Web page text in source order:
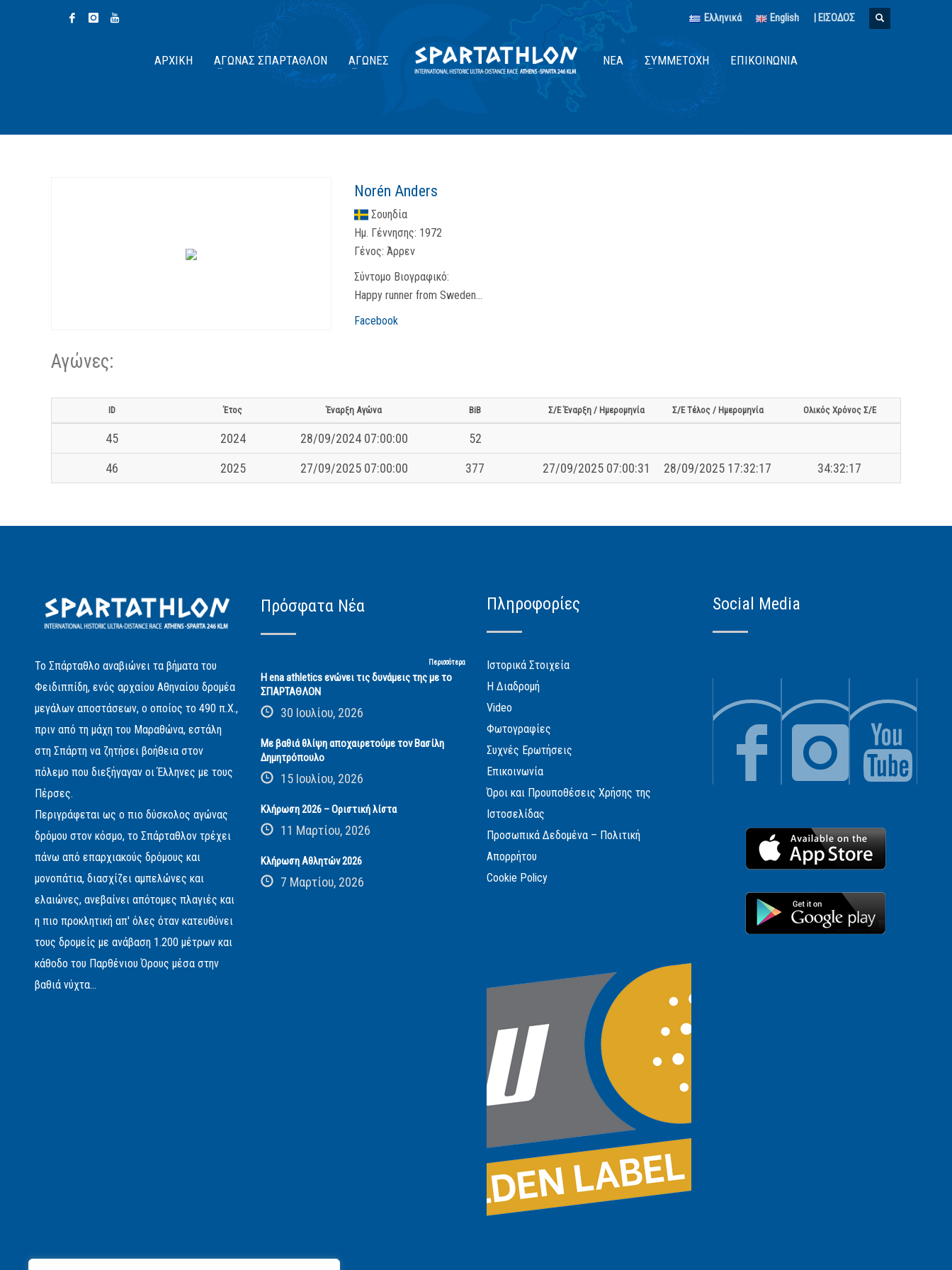
Ελληνικά English | ΕΙΣΟΔΟΣ
ΑΡΧΙΚΉ ΑΓΏΝΑΣ ΣΠΆΡΤΑΘΛΟΝ ΑΓΏΝΕΣ ΝΈΑ ΣΥΜΜΕΤΟΧΉ ΕΠΙΚΟΙΝΩΝΊΑ
Norén Anders
Σουηδία
Ημ. Γέννησης: 1972
Γένος: Άρρεν
Σύντομο Βιογραφικό:
Happy runner from Sweden...
Facebook
Αγώνες:
ID Έτος Έναρξη Αγώνα BiB Σ/Ε Έναρξη / Ημερομηνία Σ/Ε Τέλος / Ημερομηνία Ολικός Χρόνος Σ/Ε
45 2024 28/09/2024 07:00:00
52
46
2025 27/09/2025 07:00:00 377 27/09/2025 07:00:31 28/09/2025 17:32:17 34:32:17
Το Σπάρταθλο αναβιώνει τα βήματα του
Φειδιππίδη, ενός αρχαίου Αθηναίου δρομέα
μεγάλων αποστάσεων, ο οποίος το 490 π.Χ.,
πριν από τη μάχη του Μαραθώνα, εστάλη
στη Σπάρτη να ζητήσει βοήθεια στον
πόλεμο που διεξήγαγαν οι Έλληνες με τους
Πέρσες.
Περιγράφεται ως ο πιο δύσκολος αγώνας
δρόμου στον κόσμο, το Σπάρταθλον τρέχει
πάνω από επαρχιακούς δρόμους και
μονοπάτια, διασχίζει αμπελώνες και
ελαιώνες, ανεβαίνει απότομες πλαγιές και
η πιο προκλητική απ' όλες όταν κατευθύνει
τους δρομείς με ανάβαση 1.200 μέτρων και
κάθοδο του Παρθένιου Όρους μέσα στην
βαθιά νύχτα...
Πρόσφατα Νέα
Περισσότερα
Η ena athletics ενώνει τις δυνάμεις της με το
ΣΠΑΡΤΑΘΛΟΝ
30 Ιουλίου, 2026
Με βαθιά θλίψη αποχαιρετούμε τον Βασίλη
Δημητρόπουλο
15 Ιουλίου, 2026
Κλήρωση 2026 – Οριστική λίστα
11 Μαρτίου, 2026
Κλήρωση Αθλητών 2026
7 Μαρτίου, 2026
Πληροφορίες
Ιστορικά Στοιχεία
Η Διαδρομή
Video
Φωτογραφίες
Συχνές Ερωτήσεις
Επικοινωνία
Όροι και Προυποθέσεις Χρήσης της
Ιστοσελίδας
Προσωπικά Δεδομένα – Πολιτική
Απορρήτου
Cookie Policy
Social Media